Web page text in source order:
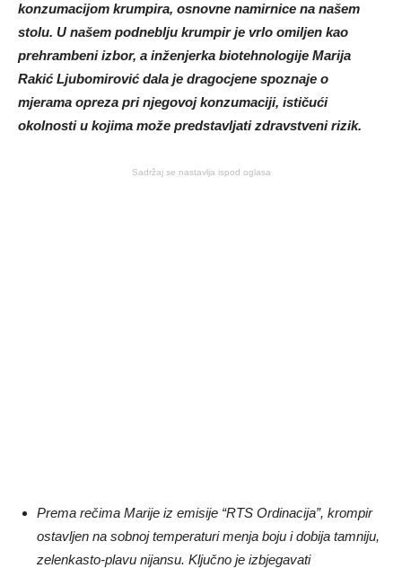
konzumacijom krumpira, osnovne namirnice na našem
stolu. U našem podneblju krumpir je vrlo omiljen kao
prehrambeni izbor, a inženjerka biotehnologije Marija
Rakić Ljubomirović dala je dragocjene spoznaje o
mjerama opreza pri njegovoj konzumaciji, ističući
okolnosti u kojima može predstavljati zdravstveni rizik.
Sadržaj se nastavlja ispod oglasa
Prema rečima Marije iz emisije “RTS Ordinacija”, krompir
ostavljen na sobnoj temperaturi menja boju i dobija tamniju,
zelenkasto-plavu nijansu. Ključno je izbjegavati